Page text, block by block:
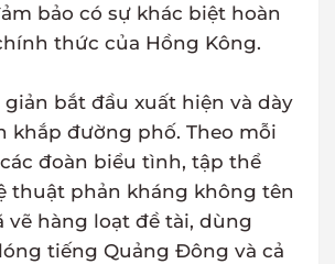
bảo có sự khác biệt hoàn
thức của Hồng Kông.
giản bắt đầu xuất hiện và dày
khắp đường phố. Theo mỗi
đoàn biểu tình, tập thể
thuật phản kháng không tên
vẽ hàng loạt đề tài, dùng
tiếng Quảng Đông và cả